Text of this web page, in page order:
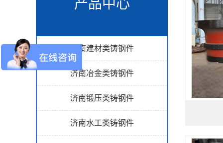
产品中心
济南建材类铸钢件
济南冶金类铸钢件
济南锻压类铸钢件
济南水工类铸钢件